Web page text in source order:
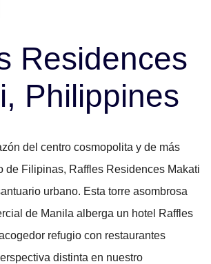
Residences
Philippines
del centro cosmopolita y de más
de Filipinas, Raffles Residences Makati
urbano. Esta torre asombrosa
de Manila alberga un hotel Raffles
refugio con restaurantes
distinta en nuestro